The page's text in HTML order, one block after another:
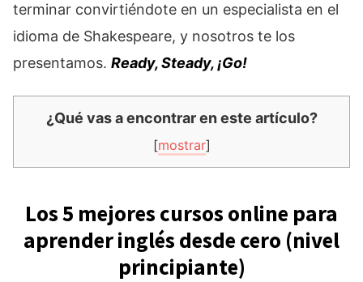
terminar convirtiéndote en un especialista en el
idioma de Shakespeare, y nosotros te los
presentamos. Ready, Steady, ¡Go!
¿Qué vas a encontrar en este artículo?
[mostrar]
Los 5 mejores cursos online para
aprender inglés desde cero (nivel
principiante)